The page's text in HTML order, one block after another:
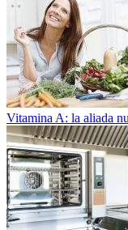
Vitamina A: la aliada